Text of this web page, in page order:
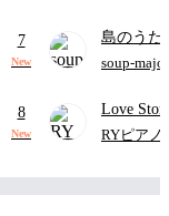
7
New
島のうた
映画ちい
soup-majo
8
New
Love
RYピアノ